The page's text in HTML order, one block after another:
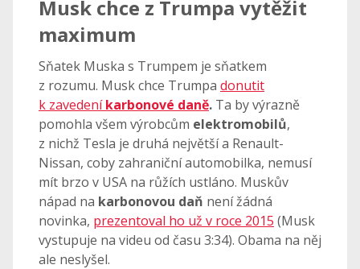
Musk chce z Trumpa vytěžit
maximum
Sňatek Muska s Trumpem je sňatkem
z rozumu. Musk chce Trumpa donutit
k zavedeníkarbonové daně. Ta by výrazně
pomohla všem výrobcům elektromobilů,
z nichž Tesla je druhá největší a Renault-
Nissan, coby zahraniční automobilka, nemusí
mít brzo v USA na růžích ustláno. Muskův
nápad na karbonovou daň není žádná
novinka, prezentoval ho už v roce 2015 (Musk
vystupuje na videu od času 3:34). Obama na něj
ale neslyšel.